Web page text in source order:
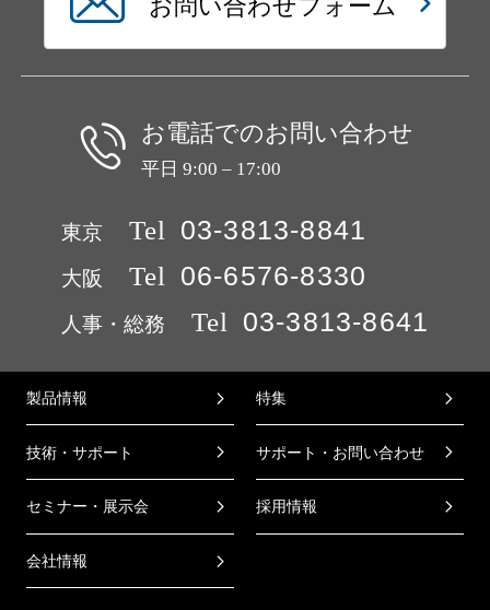
お問い合わせフォーム
お電話でのお問い合わせ
平日 9:00 – 17:00
東京 Tel 03-3813-8841
大阪 Tel 06-6576-8330
人事・総務 Tel 03-3813-8641
製品情報 特集
技術・サポート サポート・お問い合わせ
セミナー・展示会 採用情報
会社情報